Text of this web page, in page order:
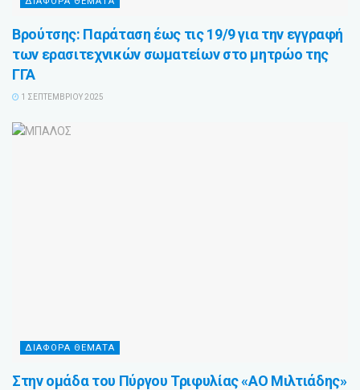
Βρούτσης: Παράταση έως τις 19/9 για την εγγραφή
των ερασιτεχνικών σωματείων στο μητρώο της
ΓΓΑ
1 ΣΕΠΤΕΜΒΡΊΟΥ 2025
ΔΙΆΦΟΡΑ ΘΈΜΑΤΑ
Στην ομάδα του Πύργου Τριφυλίας «ΑΟ Μιλτιάδης»